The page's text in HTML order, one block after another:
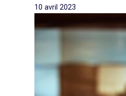
10 avril 2023